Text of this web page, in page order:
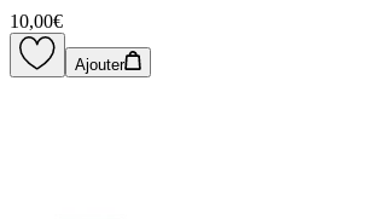
10,00€
Ajouter